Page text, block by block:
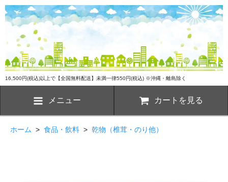
16,500円(税込)以上で【全国無料配送】未満一律550円(税込) ※沖縄・離島除く
メニュー カートを見る
ホーム > 食品・飲料 > 乾物（椎茸・のり他）